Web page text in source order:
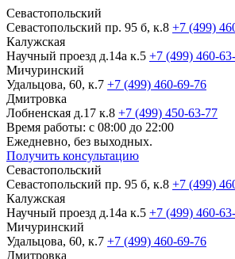
Севастопольский
Севастопольский пр. 95 б, к.8 +7 (499)
Калужская
Научный проезд д.14а к.5 +7 (499) 460-
Мичуринский
Удальцова, 60, к.7 +7 (499) 460-69-76
Дмитровка
Лобненская д.17 к.8 +7 (499) 450-63-77
Время работы: с 08:00 до 22:00
Ежедневно, без выходных.
Получить консультацию
Севастопольский
Севастопольский пр. 95 б, к.8 +7 (499)
Калужская
Научный проезд д.14а к.5 +7 (499) 460-
Мичуринский
Удальцова, 60, к.7 +7 (499) 460-69-76
Дмитровка